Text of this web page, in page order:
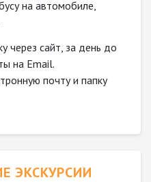
на автомобиле,
через сайт, за день до
на Email.
почту и папку
ЭКСКУРСИИ